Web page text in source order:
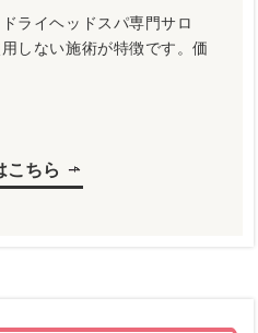
ライヘッドスパ専門サロ
しない施術が特徴です。価
こちら